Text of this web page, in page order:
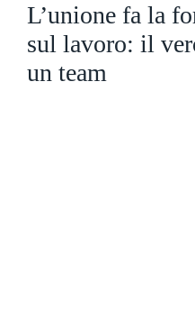
L’unione fa la
sul lavoro: il
un team